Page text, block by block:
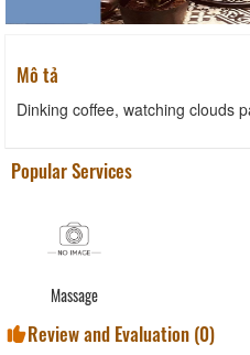
Mô tả
Dinking coffee, watching clouds
Popular Services
Massage
Review and Evaluation (0)